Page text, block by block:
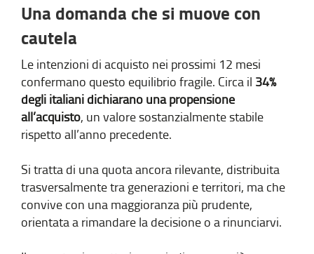
Una domanda che si muove con
cautela
Le intenzioni di acquisto nei prossimi 12 mesi
confermano questo equilibrio fragile. Circa il 34%
degli italiani dichiarano una propensione
all’acquisto, un valore sostanzialmente stabile
rispetto all’anno precedente.
Si tratta di una quota ancora rilevante, distribuita
trasversalmente tra generazioni e territori, ma che
convive con una maggioranza più prudente,
orientata a rimandare la decisione o a rinunciarvi.